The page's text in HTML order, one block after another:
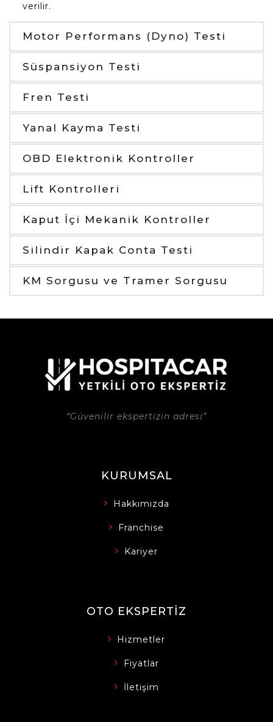
verilir.
Motor Performans (Dyno) Testi
Süspansiyon Testi
Fren Testi
Yanal Kayma Testi
OBD Elektronik Kontroller
Lift Kontrolleri
Kaput İçi Mekanik Kontroller
Silindir Kapak Conta Testi
KM Sorgusu ve Tramer Sorgusu
“Güvenilir ekspertizin adresi”
KURUMSAL
Hakkımızda
Franchise
Kariyer
OTO EKSPERTIZ
Hizmetler
Fiyatlar
İletişim